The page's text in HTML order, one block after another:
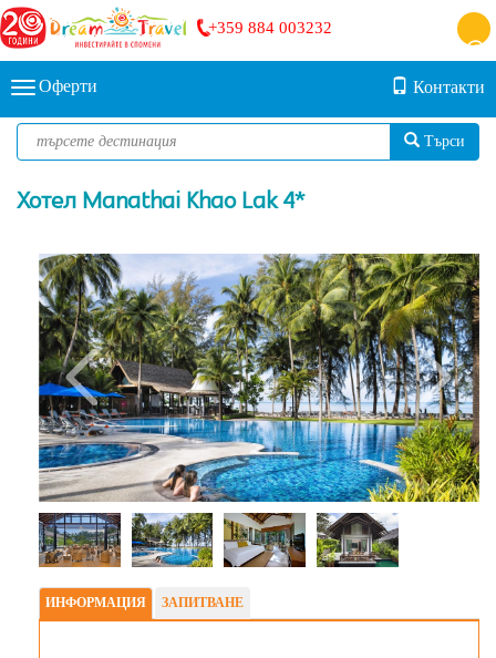
+359 884 003232
Оферти Контакти
Търси
Хотел Manathai Khao Lak 4*
ИНФОРМАЦИЯ ЗАПИТВАНЕ